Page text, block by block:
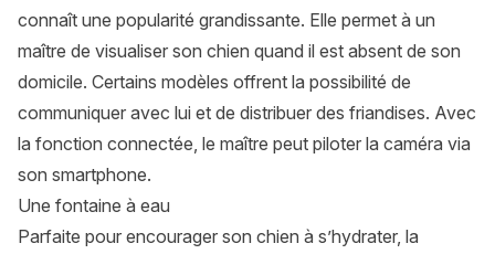
connaît une popularité grandissante. Elle permet à un
maître de visualiser son chien quand il est absent de son
domicile. Certains modèles offrent la possibilité de
communiquer avec lui et de distribuer des friandises. Avec
la fonction connectée, le maître peut piloter la caméra via
son smartphone.
Une fontaine à eau
Parfaite pour encourager son chien à s’hydrater, la